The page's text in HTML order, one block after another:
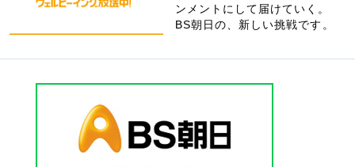
ンメントにして届けていく。
BS朝日の、新しい挑戦です。